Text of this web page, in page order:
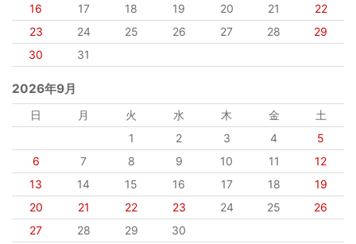
16
17 18 19 20 21
22
23
24 25 26 27 28
29
30
31
2026年9月
日 月 火 水 木 金
土
1
2 3 4
5
6
7 8 9 10 11
12
13
14 15 16 17 18
19
20
21 22 23 24 25
26
27
28 29 30